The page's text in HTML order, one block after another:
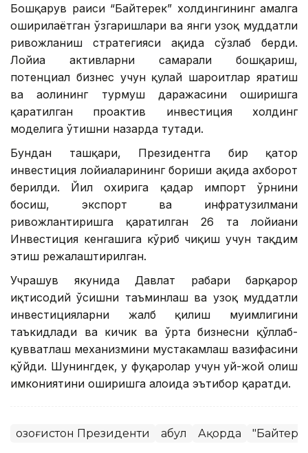
Бошқарув раиси “Байтерек” холдингининг амалга
оширилаётган ўзгаришлари ва янги узоқ муддатли
ривожланиш стратегияси ҳақида сўзлаб берди.
Лойиҳа активларни самарали бошқариш,
потенциал бизнес учун қулай шароитлар яратиш
ва аҳолининг турмуш даражасини оширишга
қаратилган проактив инвестиция холдинг
моделига ўтишни назарда тутади.
Бундан ташқари, Президентга бир қатор
инвестиция лойиҳаларининг бориши ҳақида ахборот
берилди. Йил охирига қадар импорт ўрнини
босиш, экспорт ва инфратузилмани
ривожлантиришга қаратилган 26 та лойиҳани
Инвестиция кенгашига кўриб чиқиш учун тақдим
этиш режалаштирилган.
Учрашув якунида Давлат раҳбари барқарор
иқтисодий ўсишни таъминлаш ва узоқ муддатли
инвестицияларни жалб қилиш муҳимлигини
таъкидлади ва кичик ва ўрта бизнесни қўллаб-
қувватлаш механизмини мустаҳкамлаш вазифасини
қўйди. Шунингдек, у фуқаролар учун уй-жой олиш
имкониятини оширишга алоҳида эътибор қаратди.
Қозоғистон Президенти Қабул Ақорда